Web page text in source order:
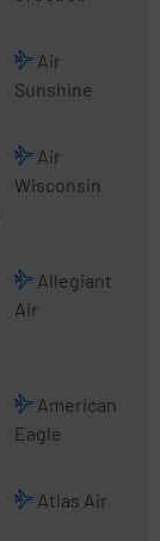
Air
Sunshine
Air
Wisconsin
Allegiant
Air
American
Eagle
Atlas Air